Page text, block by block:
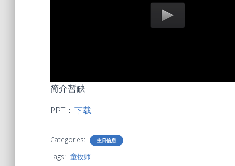
简介暂缺
PPT： 下载
Categories: 主日信息
Tags: 童牧师